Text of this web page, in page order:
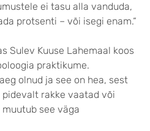
ei tasu alla vanduda,
protsenti – või isegi enam.“
Sulev Kuuse Lahemaal koos
praktikume.
olnud ja see on hea, sest
rakke vaatad või
see väga